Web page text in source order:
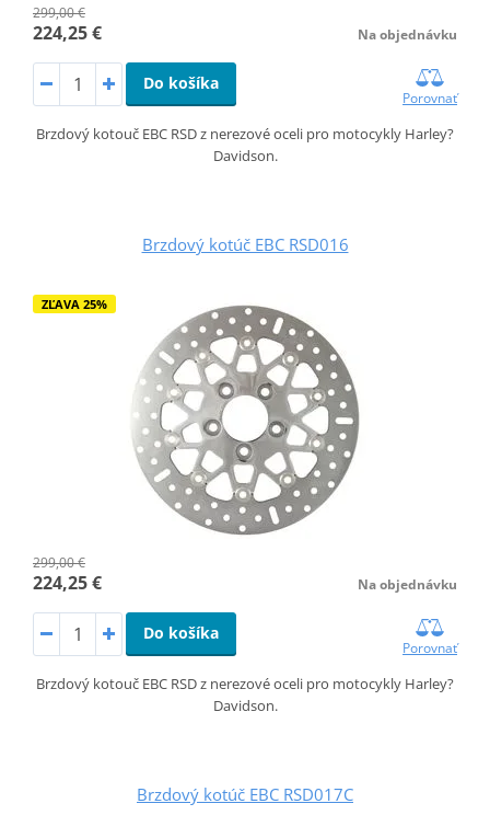
299,00 €
224,25 € Na objednávku
Do košíka
Porovnať
Brzdový kotouč EBC RSD z nerezové oceli pro motocykly Harley?
Davidson.
Brzdový kotúč EBC RSD016
ZĽAVA 25%
299,00 €
224,25 € Na objednávku
Do košíka
Porovnať
Brzdový kotouč EBC RSD z nerezové oceli pro motocykly Harley?
Davidson.
Brzdový kotúč EBC RSD017C